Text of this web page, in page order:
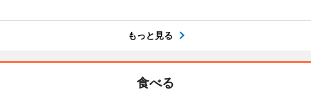
もっと見る
食べる